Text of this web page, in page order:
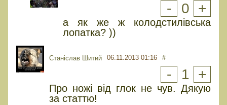
- 0 +
а як же ж колодстилівська
лопатка? ))
Станіслав Шитий 06.11.2013 01:16 #
- 1 +
Про ножі від глок не чув. Дякую
за статтю!